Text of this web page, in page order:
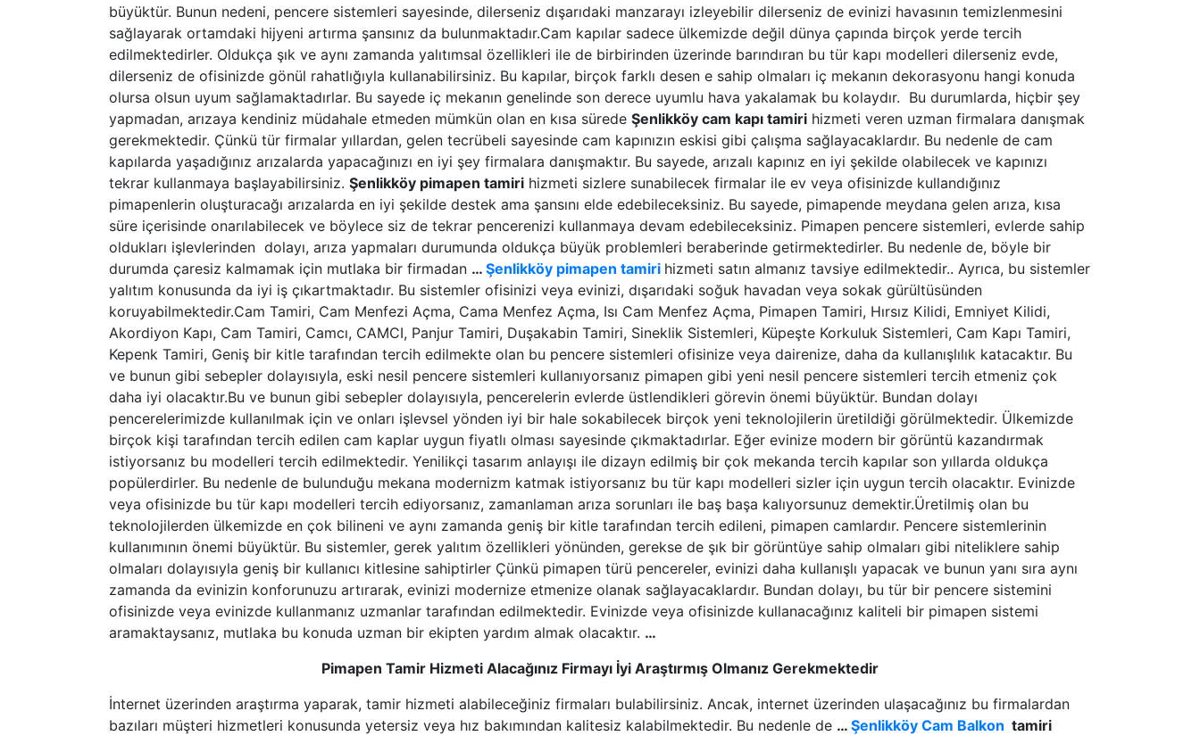
büyüktür. Bunun nedeni, pencere sistemleri sayesinde, dilerseniz dışarıdaki manzarayı izleyebilir dilerseniz de evinizi havasının temizlenmesini
sağlayarak ortamdaki hijyeni artırma şansınız da bulunmaktadır.Cam kapılar sadece ülkemizde değil dünya çapında birçok yerde tercih
edilmektedirler. Oldukça şık ve aynı zamanda yalıtımsal özellikleri ile de birbirinden üzerinde barındıran bu tür kapı modelleri dilerseniz evde,
dilerseniz de ofisinizde gönül rahatlığıyla kullanabilirsiniz. Bu kapılar, birçok farklı desen e sahip olmaları iç mekanın dekorasyonu hangi konuda
olursa olsun uyum sağlamaktadırlar. Bu sayede iç mekanın genelinde son derece uyumlu hava yakalamak bu kolaydır. Bu durumlarda, hiçbir şey
yapmadan, arızaya kendiniz müdahale etmeden mümkün olan en kısa sürede Şenlikköy cam kapı tamiri hizmeti veren uzman firmalara danışmak
gerekmektedir. Çünkü tür firmalar yıllardan, gelen tecrübeli sayesinde cam kapınızın eskisi gibi çalışma sağlayacaklardır. Bu nedenle de cam
kapılarda yaşadığınız arızalarda yapacağınızı en iyi şey firmalara danışmaktır. Bu sayede, arızalı kapınız en iyi şekilde olabilecek ve kapınızı
tekrar kullanmaya başlayabilirsiniz. Şenlikköy pimapen tamiri hizmeti sizlere sunabilecek firmalar ile ev veya ofisinizde kullandığınız
pimapenlerin oluşturacağı arızalarda en iyi şekilde destek ama şansını elde edebileceksiniz. Bu sayede, pimapende meydana gelen arıza, kısa
süre içerisinde onarılabilecek ve böylece siz de tekrar pencerenizi kullanmaya devam edebileceksiniz. Pimapen pencere sistemleri, evlerde sahip
oldukları işlevlerinden dolayı, arıza yapmaları durumunda oldukça büyük problemleri beraberinde getirmektedirler. Bu nedenle de, böyle bir
durumda çaresiz kalmamak için mutlaka bir firmadan … Şenlikköy pimapen tamiri hizmeti satın almanız tavsiye edilmektedir.. Ayrıca, bu sistemler
yalıtım konusunda da iyi iş çıkartmaktadır. Bu sistemler ofisinizi veya evinizi, dışarıdaki soğuk havadan veya sokak gürültüsünden
koruyabilmektedir.Cam Tamiri, Cam Menfezi Açma, Cama Menfez Açma, Isı Cam Menfez Açma, Pimapen Tamiri, Hırsız Kilidi, Emniyet Kilidi,
Akordiyon Kapı, Cam Tamiri, Camcı, CAMCI, Panjur Tamiri, Duşakabin Tamiri, Sineklik Sistemleri, Küpeşte Korkuluk Sistemleri, Cam Kapı Tamiri,
Kepenk Tamiri, Geniş bir kitle tarafından tercih edilmekte olan bu pencere sistemleri ofisinize veya dairenize, daha da kullanışlılık katacaktır. Bu
ve bunun gibi sebepler dolayısıyla, eski nesil pencere sistemleri kullanıyorsanız pimapen gibi yeni nesil pencere sistemleri tercih etmeniz çok
daha iyi olacaktır.Bu ve bunun gibi sebepler dolayısıyla, pencerelerin evlerde üstlendikleri görevin önemi büyüktür. Bundan dolayı
pencerelerimizde kullanılmak için ve onları işlevsel yönden iyi bir hale sokabilecek birçok yeni teknolojilerin üretildiği görülmektedir. Ülkemizde
birçok kişi tarafından tercih edilen cam kaplar uygun fiyatlı olması sayesinde çıkmaktadırlar. Eğer evinize modern bir görüntü kazandırmak
istiyorsanız bu modelleri tercih edilmektedir. Yenilikçi tasarım anlayışı ile dizayn edilmiş bir çok mekanda tercih kapılar son yıllarda oldukça
popülerdirler. Bu nedenle de bulunduğu mekana modernizm katmak istiyorsanız bu tür kapı modelleri sizler için uygun tercih olacaktır. Evinizde
veya ofisinizde bu tür kapı modelleri tercih ediyorsanız, zamanlaman arıza sorunları ile baş başa kalıyorsunuz demektir.Üretilmiş olan bu
teknolojilerden ülkemizde en çok bilineni ve aynı zamanda geniş bir kitle tarafından tercih edileni, pimapen camlardır. Pencere sistemlerinin
kullanımının önemi büyüktür. Bu sistemler, gerek yalıtım özellikleri yönünden, gerekse de şık bir görüntüye sahip olmaları gibi niteliklere sahip
olmaları dolayısıyla geniş bir kullanıcı kitlesine sahiptirler Çünkü pimapen türü pencereler, evinizi daha kullanışlı yapacak ve bunun yanı sıra aynı
zamanda da evinizin konforunuzu artırarak, evinizi modernize etmenize olanak sağlayacaklardır. Bundan dolayı, bu tür bir pencere sistemini
ofisinizde veya evinizde kullanmanız uzmanlar tarafından edilmektedir. Evinizde veya ofisinizde kullanacağınız kaliteli bir pimapen sistemi
aramaktaysanız, mutlaka bu konuda uzman bir ekipten yardım almak olacaktır. …
Pimapen Tamir Hizmeti Alacağınız Firmayı İyi Araştırmış Olmanız Gerekmektedir
İnternet üzerinden araştırma yaparak, tamir hizmeti alabileceğiniz firmaları bulabilirsiniz. Ancak, internet üzerinden ulaşacağınız bu firmalardan
bazıları müşteri hizmetleri konusunda yetersiz veya hız bakımından kalitesiz kalabilmektedir. Bu nedenle de … Şenlikköy Cam Balkon tamiri